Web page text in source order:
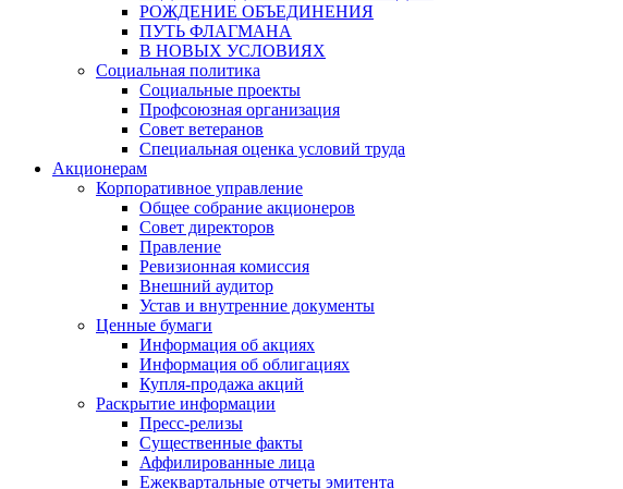
РОЖДЕНИЕ ОБЪЕДИНЕНИЯ
ПУТЬ ФЛАГМАНА
В НОВЫХ УСЛОВИЯХ
Социальная политика
Социальные проекты
Профсоюзная организация
Совет ветеранов
Специальная оценка условий труда
Акционерам
Корпоративное управление
Общее собрание акционеров
Совет директоров
Правление
Ревизионная комиссия
Внешний аудитор
Устав и внутренние документы
Ценные бумаги
Информация об акциях
Информация об облигациях
Купля-продажа акций
Раскрытие информации
Пресс-релизы
Существенные факты
Аффилированные лица
Ежеквартальные отчеты эмитента